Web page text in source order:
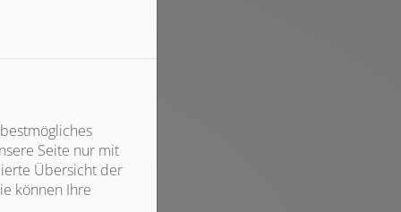
Seite nur mit
Übersicht der
können Ihre